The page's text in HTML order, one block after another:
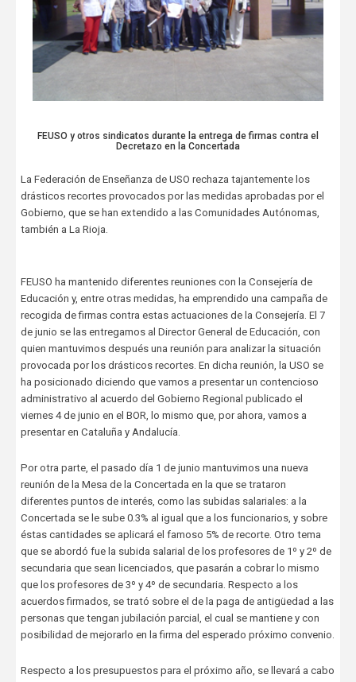
FEUSO y otros sindicatos durante la entrega de firmas contra el
Decretazo en la Concertada
La Federación de Enseñanza de USO rechaza tajantemente los
drásticos recortes provocados por las medidas aprobadas por el
Gobierno, que se han extendido a las Comunidades Autónomas,
también a La Rioja.
FEUSO ha mantenido diferentes reuniones con la Consejería de
Educación y, entre otras medidas, ha emprendido una campaña de
recogida de firmas contra estas actuaciones de la Consejería. El 7
de junio se las entregamos al Director General de Educación, con
quien mantuvimos después una reunión para analizar la situación
provocada por los drásticos recortes. En dicha reunión, la USO se
ha posicionado diciendo que vamos a presentar un contencioso
administrativo al acuerdo del Gobierno Regional publicado el
viernes 4 de junio en el BOR, lo mismo que, por ahora, vamos a
presentar en Cataluña y Andalucía.
Por otra parte, el pasado día 1 de junio mantuvimos una nueva
reunión de la Mesa de la Concertada en la que se trataron
diferentes puntos de interés, como las subidas salariales: a la
Concertada se le sube 0.3% al igual que a los funcionarios, y sobre
éstas cantidades se aplicará el famoso 5% de recorte. Otro tema
que se abordó fue la subida salarial de los profesores de 1º y 2º de
secundaria que sean licenciados, que pasarán a cobrar lo mismo
que los profesores de 3º y 4º de secundaria. Respecto a los
acuerdos firmados, se trató sobre el de la paga de antigüedad a las
personas que tengan jubilación parcial, el cual se mantiene y con
posibilidad de mejorarlo en la firma del esperado próximo convenio.
Respecto a los presupuestos para el próximo año, se llevará a cabo